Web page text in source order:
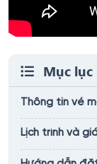
Mục lục
Thông tin vé
Lịch trình và